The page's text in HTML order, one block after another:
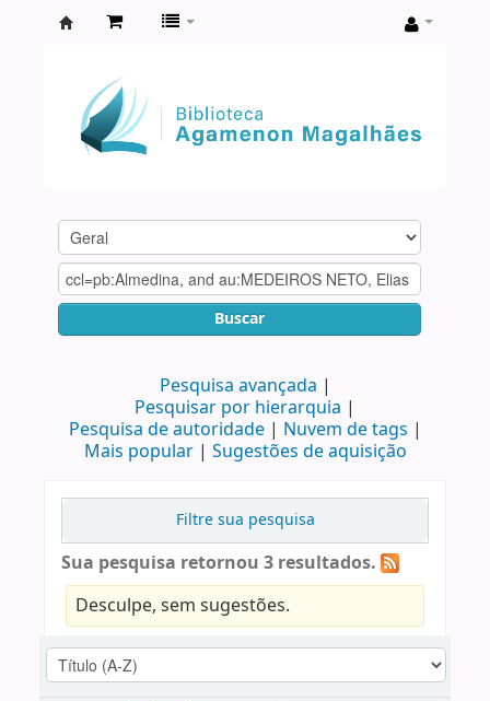
Agamenon
Magalhães
Buscar
Pesquisa avançada
Pesquisar por hierarquia
Pesquisa de autoridade
Nuvem de tags
Mais popular
Sugestões de aquisição
Filtre sua pesquisa
Sua pesquisa retornou 3 resultados.
Desculpe, sem sugestões.